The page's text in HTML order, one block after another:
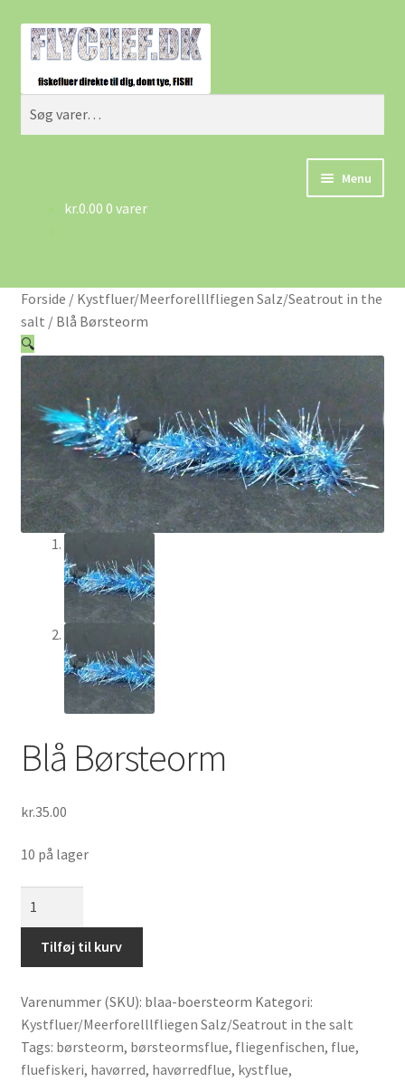
Spring
til
navigation
Spring
til
indhold
efter:
Søg
Menu
Cart
Checkout
Min Konto
Om Flychef/Impressum
Privatlivspolitik
kr.0.00 0 varer
Forside / Kystfluer/Meerforelllfliegen Salz/Seatrout in the
salt / Blå Børsteorm
🔍
Blå Børsteorm
kr.35.00
10 på lager
antalTilføj til kurv
Varenummer (SKU): blaa-boersteorm Kategori:
Kystfluer/Meerforelllfliegen Salz/Seatrout in the salt
Tags: børsteorm, børsteormsflue, fliegenfischen, flue,
fluefiskeri, havørred, havørredflue, kystflue,